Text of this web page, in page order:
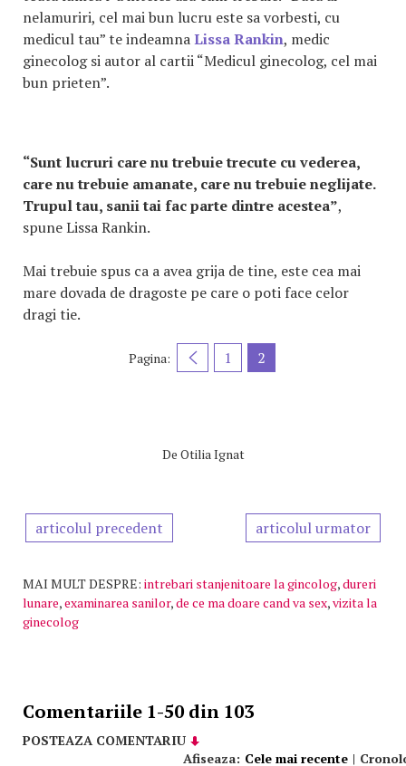
nelamuriri, cel mai bun lucru este sa vorbesti, cu
medicul tau” te indeamnaLissa Rankin, medic
ginecolog si autor al cartii “Medicul ginecolog, cel mai
bun prieten”.
“Sunt lucruri care nu trebuie trecute cu vederea,
care nu trebuie amanate, care nu trebuie neglijate.
Trupul tau, sanii tai fac parte dintre acestea”,
spune Lissa Rankin.
Mai trebuie spus ca a avea grija de tine, este cea mai
mare dovada de dragoste pe care o poti face celor
dragi tie.
Pagina: 1 2
De Otilia Ignat
articolul precedent articolul urmator
MAI MULT DESPRE: intrebari stanjenitoare la gincolog,dureri
lunare,examinarea sanilor,de ce ma doare cand va sex,vizita la
ginecolog
Comentariile 1-50 din 103
POSTEAZA COMENTARIU
Afiseaza: Cele mai recente |